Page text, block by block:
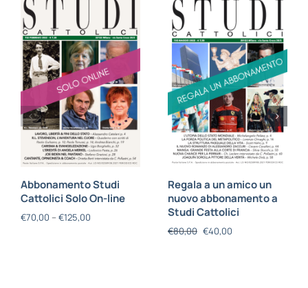
Abbonamento Studi
Cattolici Solo On-line
€70,00 – €125,00
Regala a un amico un
nuovo abbonamento a
Studi Cattolici
€80,00 €40,00